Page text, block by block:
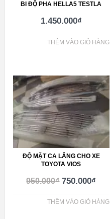
BI ĐỘ PHA HELLA5 TESTLA
1.450.000₫
THÊM VÀO GIỎ HÀNG
ĐỘ MẶT CA LĂNG CHO XE
TOYOTA VIOS
950.000₫ 750.000₫
THÊM VÀO GIỎ HÀNG